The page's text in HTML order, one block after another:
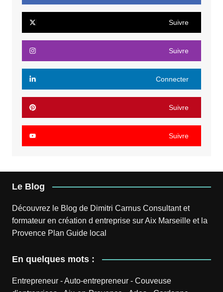
Suivre
Suivre
Connecter
Suivre
Suivre
Le Blog
Découvrez le Blog de Dimitri CarnusConsultant et
formateur en création d entreprise sur Aix Marseille et la
Provence Plan Guide local
En quelques mots :
Entrepreneur-Auto-entrepreneur- Couveuse